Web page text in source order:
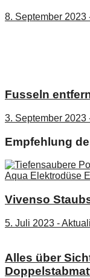
8. September 2023
Fusseln
3. September 2023
Empfehlung
Vivenso
5. Juli 2023 -
Alles über